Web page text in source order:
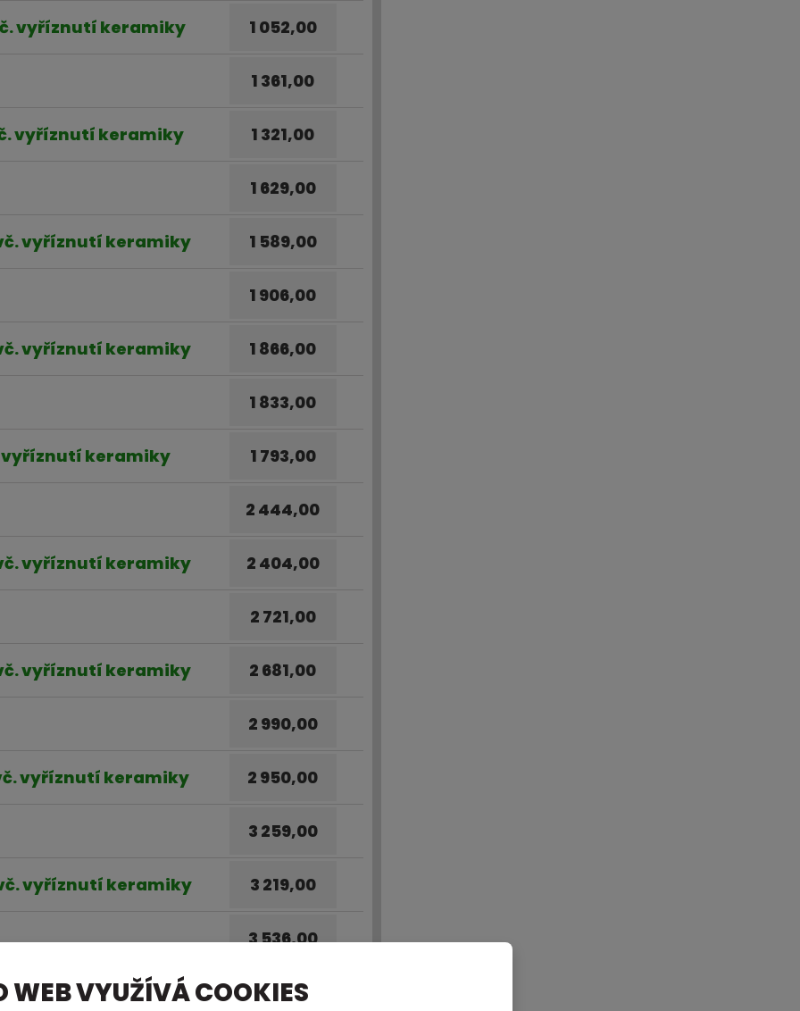
vyříznutí keramiky 1 052,00
1 361,00
vyříznutí keramiky 1 321,00
1 629,00
vyříznutí keramiky 1 589,00
1 906,00
vyříznutí keramiky 1 866,00
1 833,00
vyříznutí keramiky 1 793,00
2 444,00
vyříznutí keramiky 2 404,00
2 721,00
vyříznutí keramiky 2 681,00
2 990,00
vyříznutí keramiky 2 950,00
3 259,00
vyříznutí keramiky 3 219,00
3 536,00
vyříznutí keramiky 3 496,00
WEB VYUŽÍVÁ COOKIES